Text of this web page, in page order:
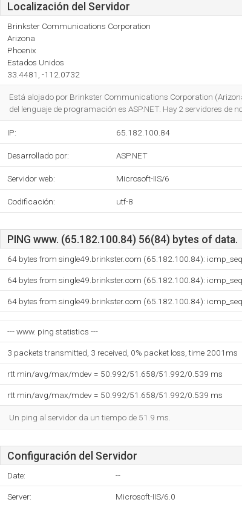
Localización del Servidor
Brinkster Communications Corporation
Arizona
Phoenix
Estados Unidos
33.4481, -112.0732
Está alojado por Brinkster Communications Corporation
del lenguaje de programación es ASP.NET. Hay 2 servidores de
IP: 65.182.100.84
Desarrollado por: ASP.NET
Servidor web: Microsoft-IIS/6
Codificación: utf-8
PING www. (65.182.100.84) 56(84) bytes of data.
64 bytes from single49.brinkster.com (65.182.100.84):
64 bytes from single49.brinkster.com (65.182.100.84):
64 bytes from single49.brinkster.com (65.182.100.84):
--- www. ping statistics ---
3 packets transmitted, 3 received, 0% packet loss, time 2001ms
rtt min/avg/max/mdev = 50.992/51.658/51.992/0.539 ms
rtt min/avg/max/mdev = 50.992/51.658/51.992/0.539 ms
Un ping al servidor da un tiempo de 51.9 ms.
Configuración del Servidor
Date: --
Server: Microsoft-IIS/6.0